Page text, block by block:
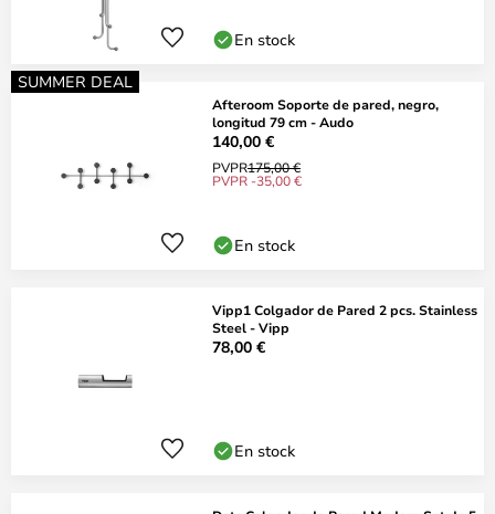
En stock
SUMMER DEAL
Afteroom Soporte de pared, negro,
longitud 79 cm - Audo
140,00 €
PVPR175,00 €
PVPR -35,00 €
En stock
Vipp1 Colgador de Pared 2 pcs. Stainless
Steel - Vipp
78,00 €
En stock